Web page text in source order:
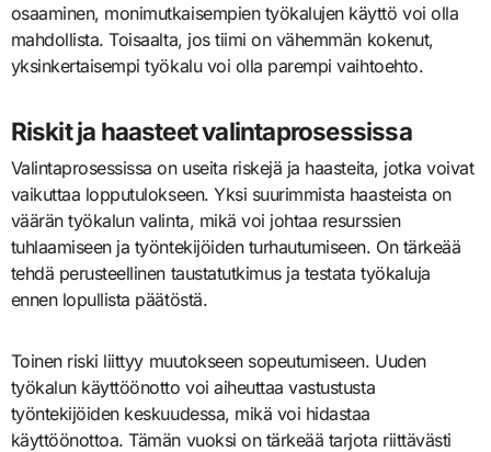
osaaminen, monimutkaisempien työkalujen käyttö voi olla
mahdollista. Toisaalta, jos tiimi on vähemmän kokenut,
yksinkertaisempi työkalu voi olla parempi vaihtoehto.
Riskit ja haasteet valintaprosessissa
Valintaprosessissa on useita riskejä ja haasteita, jotka voivat
vaikuttaa lopputulokseen. Yksi suurimmista haasteista on
väärän työkalun valinta, mikä voi johtaa resurssien
tuhlaamiseen ja työntekijöiden turhautumiseen. On tärkeää
tehdä perusteellinen taustatutkimus ja testata työkaluja
ennen lopullista päätöstä.
Toinen riski liittyy muutokseen sopeutumiseen. Uuden
työkalun käyttöönotto voi aiheuttaa vastustusta
työntekijöiden keskuudessa, mikä voi hidastaa
käyttöönottoa. Tämän vuoksi on tärkeää tarjota riittävästi